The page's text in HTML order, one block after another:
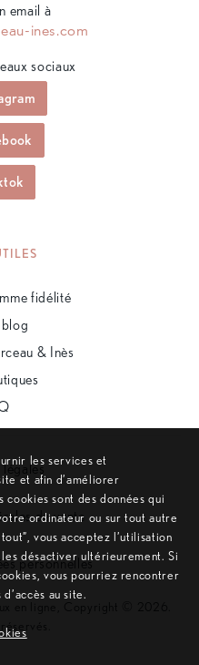
email à
ines.com
sociaux
fidélité
& Inès
de vente
personnelles
en ligne, Copyright © 2026.
les services et
et afin d’améliorer
cookies sont des données qui
ordinateur ou sur tout autre
vous acceptez l’utilisation
désactiver ultérieurement. Si
vous pourriez rencontrer
au site.